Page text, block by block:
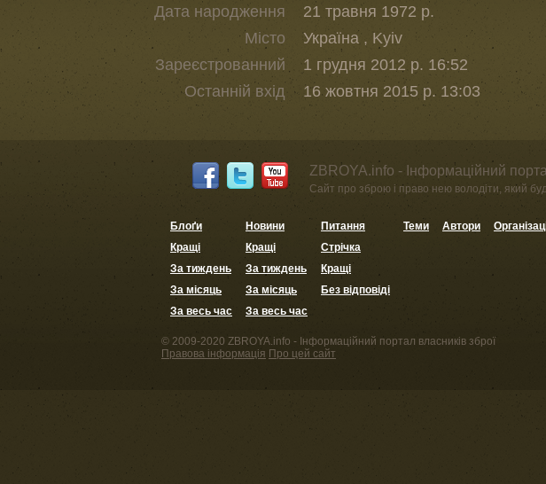
Дата народження
21 травня 1972 р.
Місто
Україна , Kyiv
Зареєстрованний
1 грудня 2012 р. 16:52
Останній вхід
16 жовтня 2015 р. 13:03
ZBROYA.info - Інформаційний
Сайт про зброю і право нею володіти, який
Блоґи
Кращі
За тиждень
За місяць
За весь час
Новини
Кращі
За тиждень
За місяць
За весь час
Питання
Стрічка
Кращі
Без відповіді
Теми Автори
© 2009-2020 ZBROYA.info - Інформаційний портал власників зброї
Правова інформація Про цей сайт